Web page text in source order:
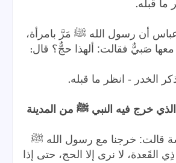
قبله.
أن رسول الله ﷺ مَرَّ بامرأة،
صَبيٌّ فقالت: ألهذا حجٌّ؟ قال:
الخدر - انظر ما قبله.
الذي خرج فيه النبي ﷺ من المدينة
قالت: خرجنا مع رسول الله ﷺ
لا نرى إلا الحج، حتى إذا